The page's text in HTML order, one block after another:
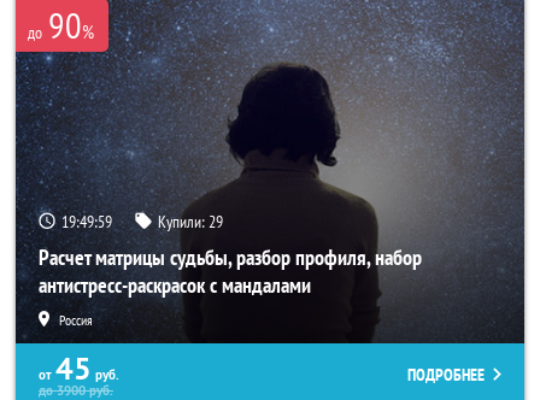
до 90%
19:49:57 Купили:29
Расчет матрицы судьбы, разбор профиля, набор
антистресс-раскрасок с мандалами
Россия
от 45 руб.
до3900руб.
ПОДРОБНЕЕ